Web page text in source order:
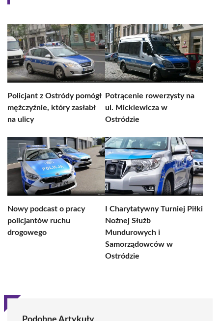
Policjant z Ostródy pomógł
mężczyźnie, który zasłabł
na ulicy
Potrącenie rowerzysty na
ul. Mickiewicza w
Ostródzie
Nowy podcast o pracy
policjantów ruchu
drogowego
I Charytatywny Turniej Piłki
Nożnej Służb
Mundurowych i
Samorządowców w
Ostródzie